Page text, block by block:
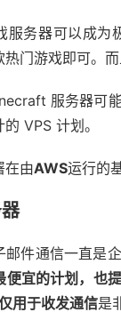
服务器可以成为
门游戏即可。
服务器可
VPS 计划。
在由AWS运行的
邮件通信一直是
便宜的计划，也
用于收发通信是